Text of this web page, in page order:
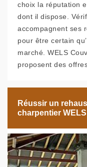
choix la réputation
dont il dispose.
accompagnent ses
pour être certain
marché. WELS
proposent des
Réussir un
charpentier